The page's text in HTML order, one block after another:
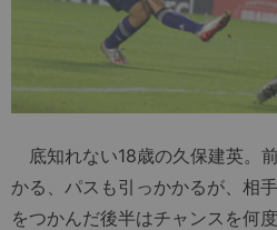
底知れない18歳の久保建英。
かる、パスも引っかかるが、相
をつかんだ後半はチャンスを何度